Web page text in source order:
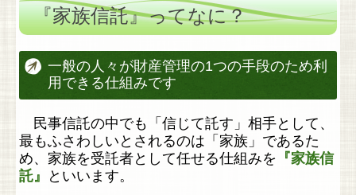
⇒ 相続税の申告後
⇒ 相続関連税制情報
料金表
その他の業務
ハワイの散骨
ライフプランのおはなし
『家族信託』ってなに？
一般の人々が財産管理の1つの手段のため利
用できる仕組みです
民事信託の中でも「信じて託す」相手として、
最もふさわしいとされるのは「家族」であるた
め、家族を受託者として任せる仕組みを 『家族信
託』
といいます。